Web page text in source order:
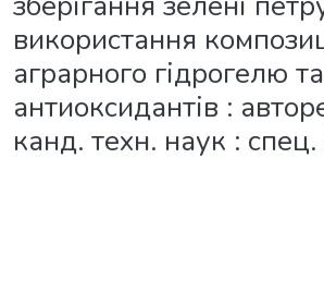
використання
аграрного гідрогелю та
антиоксидантів :
канд. техн. наук :